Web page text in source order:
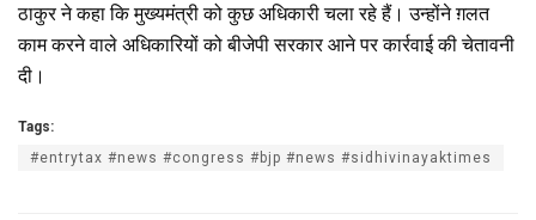
ठाकुर ने कहा कि मुख्यमंत्री को कुछ अधिकारी चला रहे हैं। उन्होंने ग़लत
काम करने वाले अधिकारियों को बीजेपी सरकार आने पर कार्रवाई की चेतावनी
दी।
Tags:
#entrytax #news #congress #bjp #news #sidhivinayaktimes